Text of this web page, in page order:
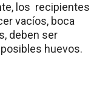
los recipientes
vacíos, boca
deben ser
huevos.